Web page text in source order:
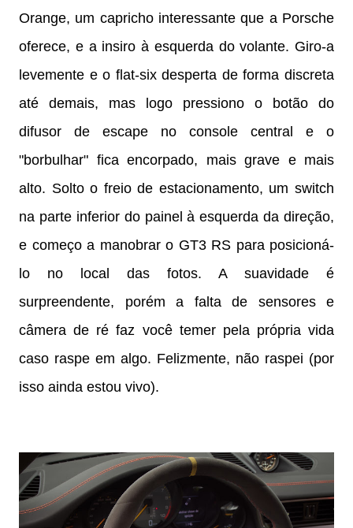
Orange, um capricho interessante que a Porsche
oferece, e a insiro à esquerda do volante. Giro-a
levemente e o flat-six desperta de forma discreta
até demais, mas logo pressiono o botão do
difusor de escape no console central e o
"borbulhar" fica encorpado, mais grave e mais
alto. Solto o freio de estacionamento, um switch
na parte inferior do painel à esquerda da direção,
e começo a manobrar o GT3 RS para posicioná-
lo no local das fotos. A suavidade é
surpreendente, porém a falta de sensores e
câmera de ré faz você temer pela própria vida
caso raspe em algo. Felizmente, não raspei (por
isso ainda estou vivo).